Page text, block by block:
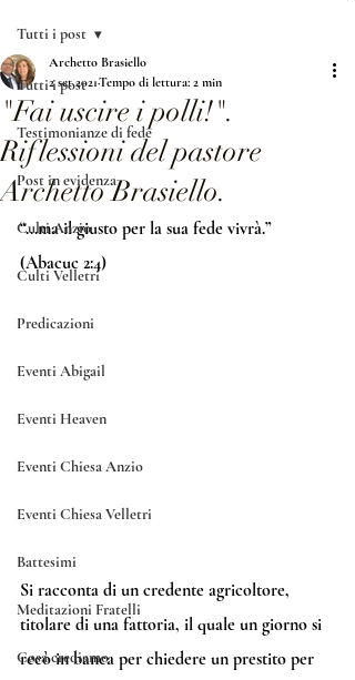
Tutti i post
Testimonianze di fede
Post in evidenza
Culti Anzio
Culti Velletri
Predicazioni
Eventi Abigail
Eventi Heaven
Eventi Chiesa Anzio
Eventi Chiesa Velletri
Battesimi
Meditazioni Fratelli
Cosa crediamo
Tutti i post
"Fai uscire i polli!".
Riflessioni del pastore
Archetto Brasiello.
Archetto Brasiello
2 set 2021Tempo di lettura: 2 min
“...ma il giusto per la sua fede vivrà.”
(Abacuc 2:4)
Si racconta di un credente agricoltore,
titolare di una fattoria, il quale un giorno si
recò in banca per chiedere un prestito per